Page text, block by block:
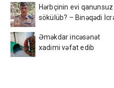
Hərbçinin evi qanunsuz
sökülüb? – Binəqədi
Əməkdar incəsənət
xadimi vəfat edib